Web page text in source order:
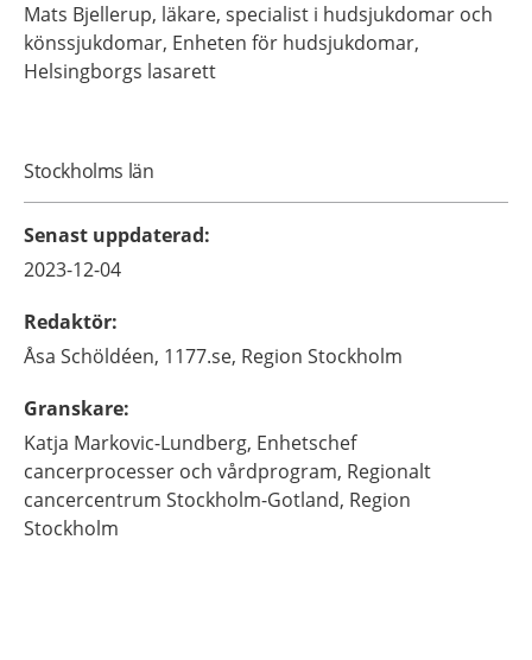
Mats Bjellerup, läkare, specialist i hudsjukdomar och
könssjukdomar, Enheten för hudsjukdomar,
Helsingborgs lasarett
Stockholms län
Senast uppdaterad:
2023-12-04
Redaktör:
Åsa Schöldéen, 1177.se, Region Stockholm
Granskare:
Katja Markovic-Lundberg, Enhetschef
cancerprocesser och vårdprogram, Regionalt
cancercentrum Stockholm-Gotland, Region
Stockholm